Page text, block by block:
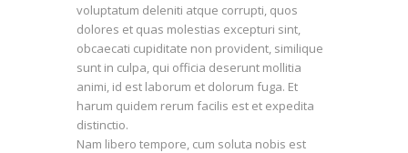
voluptatum deleniti atque corrupti, quos
dolores et quas molestias excepturi sint,
obcaecati cupiditate non provident, similique
sunt in culpa, qui officia deserunt mollitia
animi, id est laborum et dolorum fuga. Et
harum quidem rerum facilis est et expedita
distinctio.
Nam libero tempore, cum soluta nobis est